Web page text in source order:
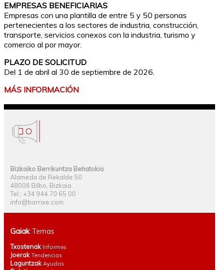
EMPRESAS BENEFICIARIAS
Empresas con una plantilla de entre 5 y 50 personas
pertenecientes a los sectores de industria, construcción,
transporte, servicios conexos con la industria, turismo y
comercio al por mayor.
PLAZO DE SOLICITUD
Del 1 de abril al 30 de septiembre de 2026.
MÁS INFORMACIÓN
Bizkaiko Berrikuntza Behatokia
Alameda de Rekalde 50
48008 Bilbo, Bizkaia
Tel.: +34 944 70 65 00
info@barrixe.com
GaiakTemas
TxostenakInformes
JoerakTendencias
LaguntzakAyudas